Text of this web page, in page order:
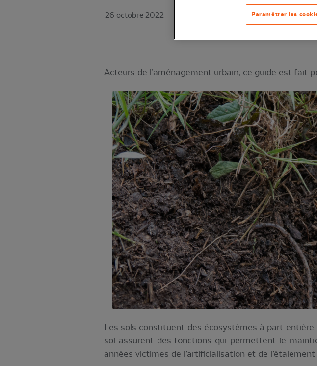
26 octobre 2022
Publication
Acteurs de l’aménagement urbain, ce guide est fait
Les sols constituent des écosystèmes à part
sol assurent des fonctions qui permettent le
années victimes de l’artificialisation et de l’étalement
Paramétrer les